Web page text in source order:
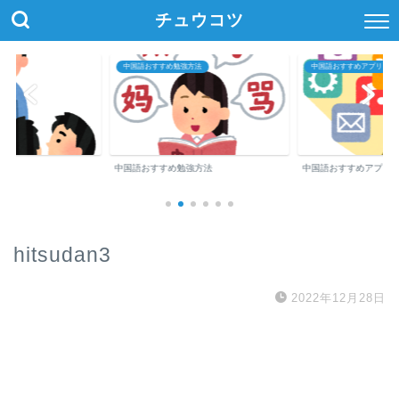
チュウコツ
中国語おすすめ勉強方法
中国語おすすめ勉強方法
中国語おすすめアプリ・参
中国語おすすめアプリ
hitsudan3
2022年12月28日